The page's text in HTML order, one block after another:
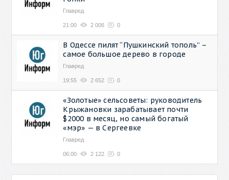
Главред
21:00 2 006 0
В Одессе пилят “Пушкинский тополь” –
самое большое дерево в городе
Главред
19:55 2 652 0
«Золотые» сельсоветы: руководитель
Крыжановки зарабатывает почти
$2000 в месяц, но самый богатый
«мэр» — в Сергеевке
Главред
06:00 2 122 0